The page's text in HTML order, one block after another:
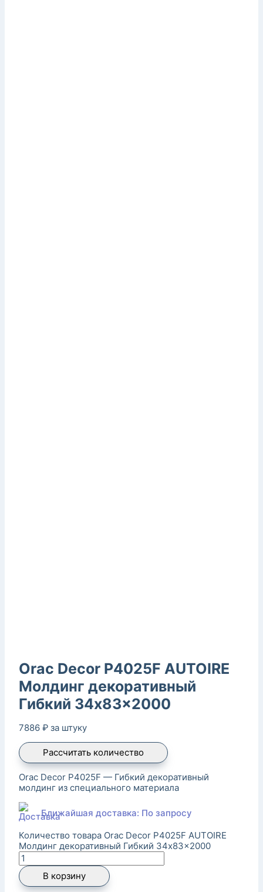
Orac Decor P4025F AUTOIRE
Молдинг декоративный
Гибкий 34x83x2000
7886 ₽ за штуку
Рассчитать количество
Orac Decor P4025F — Гибкий декоративный
молдинг из специального материала
Ближайшая доставка: По запросу
Количество товара Orac Decor P4025F AUTOIRE
Молдинг декоративный Гибкий 34x83x2000
В корзину